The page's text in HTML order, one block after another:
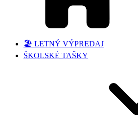
🏖️ LETNÝ VÝPREDAJ
ŠKOLSKÉ TAŠKY